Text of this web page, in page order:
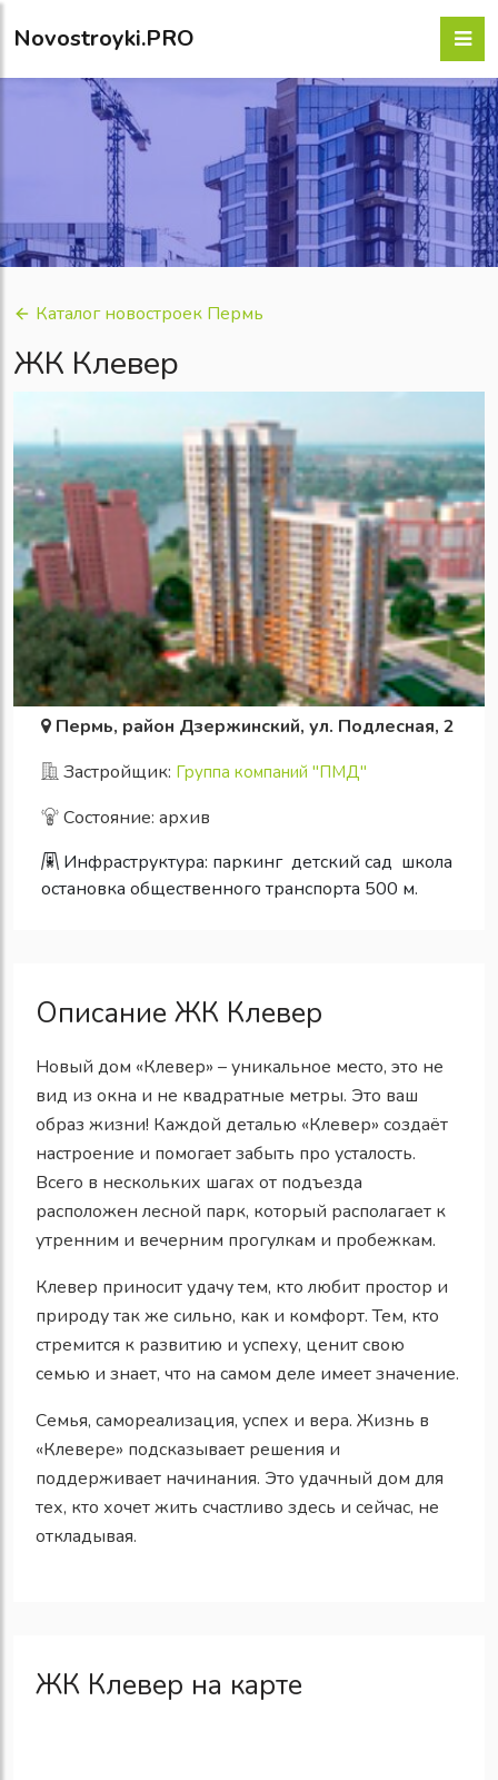
Novostroyki.PRO
Каталог новостроек Пермь
ЖК Клевер
Пермь, район Дзержинский, ул. Подлесная, 2
Застройщик: Группа компаний "ПМД"
Состояние: архив
Инфраструктура: паркинг детский сад школа
остановка общественного транспорта 500 м.
Описание ЖК Клевер
Новый дом «Клевер» – уникальное место, это не
вид из окна и не квадратные метры. Это ваш
образ жизни! Каждой деталью «Клевер» создаёт
настроение и помогает забыть про усталость.
Всего в нескольких шагах от подъезда
расположен лесной парк, который располагает к
утренним и вечерним прогулкам и пробежкам.
Клевер приносит удачу тем, кто любит простор и
природу так же сильно, как и комфорт. Тем, кто
стремится к развитию и успеху, ценит свою
семью и знает, что на самом деле имеет значение.
Семья, самореализация, успех и вера. Жизнь в
«Клевере» подсказывает решения и
поддерживает начинания. Это удачный дом для
тех, кто хочет жить счастливо здесь и сейчас, не
откладывая.
ЖК Клевер на карте